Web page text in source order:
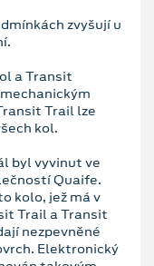
zvyšují u
a Transit
Trail lze
kol.
byl vyvinut ve
Quaife.
kolo, jež má v
Trail a Transit
nezpevněné
Elektronický